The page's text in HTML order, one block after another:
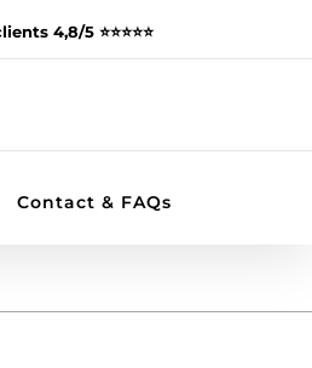
4,8/5 ⭐️⭐️⭐️⭐️⭐️
Contact & FAQs